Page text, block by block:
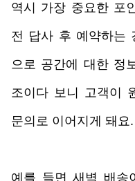
역시 가장 중요한 포
전 답사 후 예약하는
으로 공간에 대한 정
조이다 보니 고객이
문의로 이어지게 돼요.
예를 들면 새벽 배송